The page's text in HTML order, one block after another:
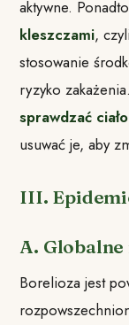
aktywne.
kleszczami,
stosowanie
ryzyko
sprawdzać ciało
usuwać je, aby
III.
A.
Borelioza jest